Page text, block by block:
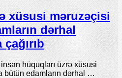
xüsusi məruzəçisi
dərhal
çağırıb
hüquqları üzrə xüsusi
bütün edamların dərhal …